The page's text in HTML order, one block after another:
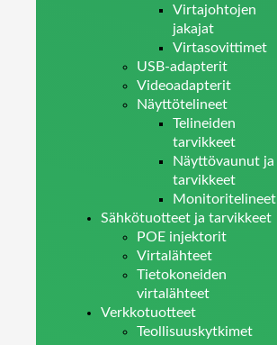
Virtajohtojen
jakajat
Virtasovittimet
USB-adapterit
Videoadapterit
Näyttötelineet
Telineiden
tarvikkeet
Näyttövaunut ja
tarvikkeet
Monitoritelineet
Sähkötuotteet ja tarvikkeet
POE injektorit
Virtalähteet
Tietokoneiden
virtalähteet
Verkkotuotteet
Teollisuuskytkimet